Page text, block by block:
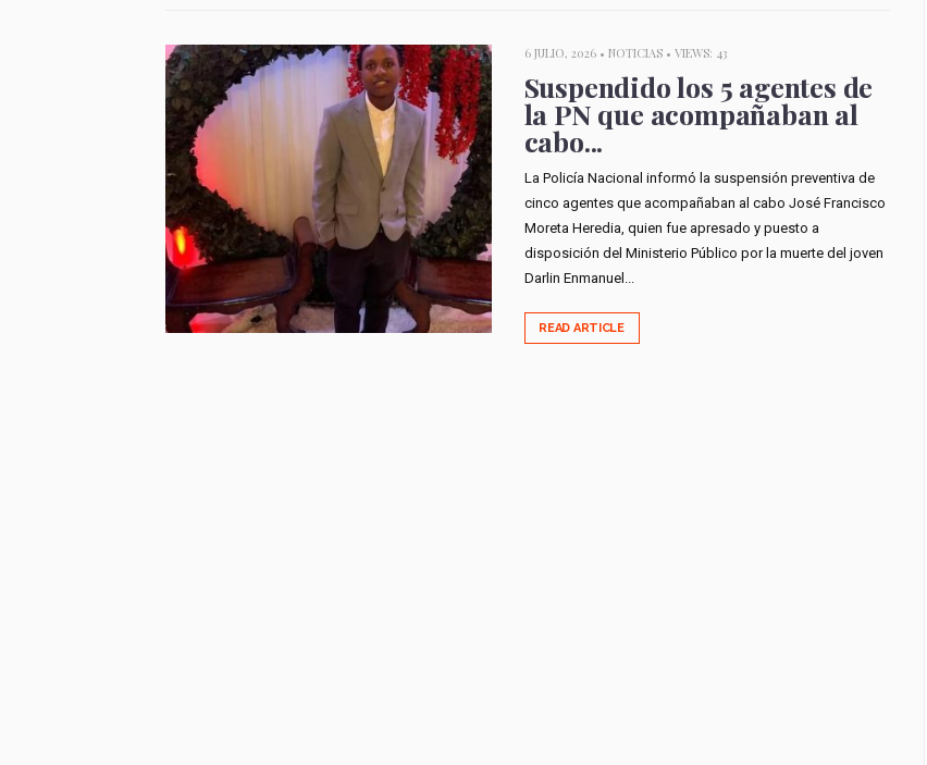
6 JULIO, 2026 • NOTICIAS• VIEWS: 43
Suspendido los 5 agentes de
la PN que acompañaban al
cabo...
La Policía Nacional informó la suspensión preventiva de
cinco agentes que acompañaban al cabo José Francisco
Moreta Heredia, quien fue apresado y puesto a
disposición del Ministerio Público por la muerte del joven
Darlin Enmanuel...
READ ARTICLE